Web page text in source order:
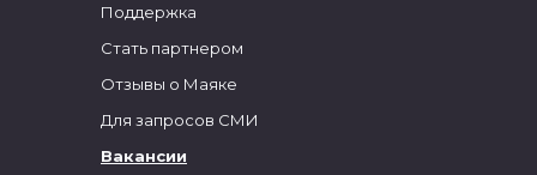
Поддержка
Стать партнером
Отзывы о Маяке
Для запросов СМИ
Вакансии